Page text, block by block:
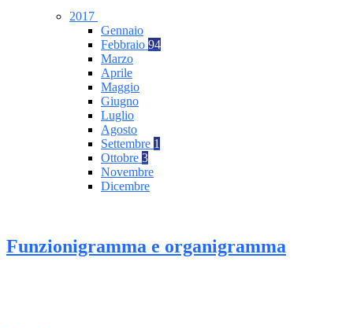
2017
Gennaio
Febbraio 94
Marzo
Aprile
Maggio
Giugno
Luglio
Agosto
Settembre 1
Ottobre 3
Novembre
Dicembre
Funzionigramma e organigramma